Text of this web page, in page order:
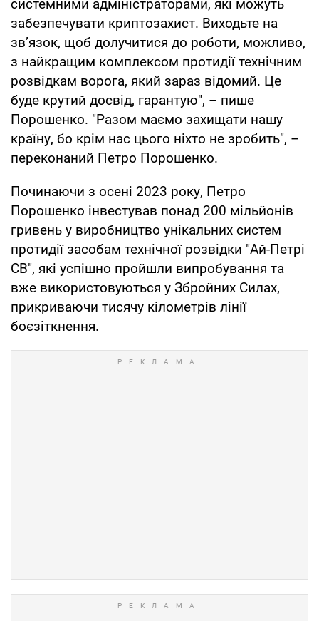
системними адміністраторами, які можуть
забезпечувати криптозахист. Виходьте на
зв’язок, щоб долучитися до роботи, можливо,
з найкращим комплексом протидії технічним
розвідкам ворога, який зараз відомий. Це
буде крутий досвід, гарантую", – пише
Порошенко. "Разом маємо захищати нашу
країну, бо крім нас цього ніхто не зробить", –
переконаний Петро Порошенко.
Починаючи з осені 2023 року, Петро
Порошенко інвестував понад 200 мільйонів
гривень у виробництво унікальних систем
протидії засобам технічної розвідки "Ай-Петрі
СВ", які успішно пройшли випробування та
вже використовуються у Збройних Силах,
прикриваючи тисячу кілометрів лінії
боєзіткнення.